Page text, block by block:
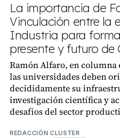
La importancia de
Vinculación entre la
Industria para
presente y futuro de
Ramón Alfaro, en columna
las universidades deben
decididamente su
investigación científica y
desafíos del sector
REDACCIÓN CLUSTER